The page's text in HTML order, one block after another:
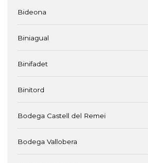
Bideona
Biniagual
Binifadet
Binitord
Bodega Castell del Remei
Bodega Vallobera